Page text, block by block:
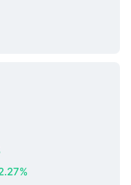
Populares